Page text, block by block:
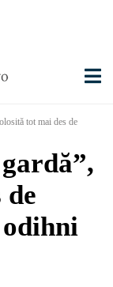
tot mai des de